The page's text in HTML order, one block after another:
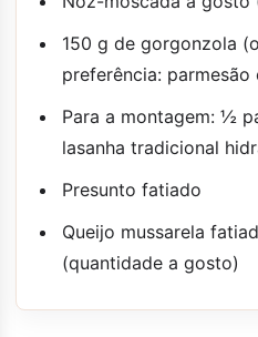
150 g de gorgonzola
preferência: parmesão
Para a montagem: ½
lasanha tradicional
Presunto fatiado
Queijo mussarela
(quantidade a gosto)